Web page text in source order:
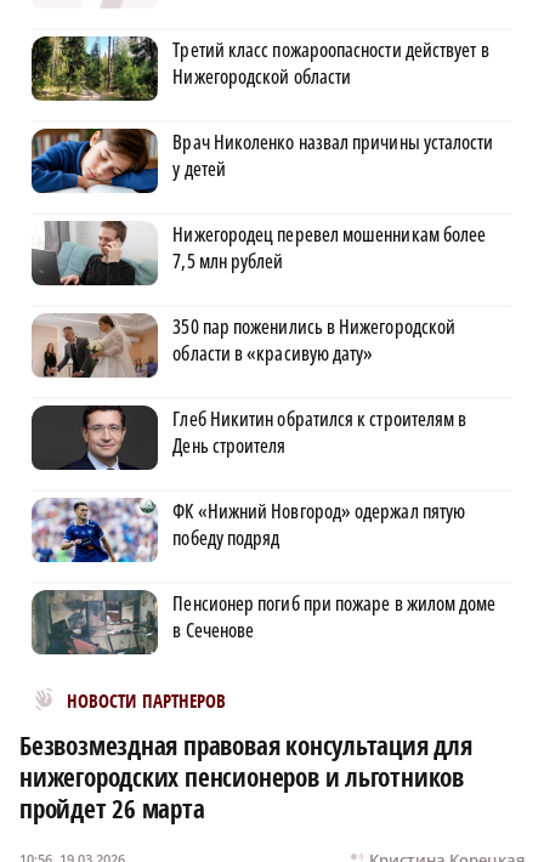
Третий класс пожароопасности действует в
Нижегородской области
Врач Николенко назвал причины усталости
у детей
Нижегородец перевел мошенникам более
7,5 млн рублей
350 пар поженились в Нижегородской
области в «красивую дату»
Глеб Никитин обратился к строителям в
День строителя
ФК «Нижний Новгород» одержал пятую
победу подряд
Пенсионер погиб при пожаре в жилом доме
в Сеченове
НОВОСТИ ПАРТНЕРОВ
Новости МирТесен
Безвозмездная правовая консультация для
нижегородских пенсионеров и льготников
пройдет 26 марта